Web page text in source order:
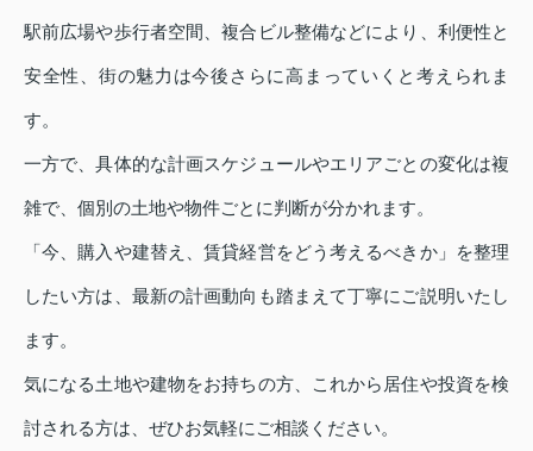
駅前広場や歩行者空間、複合ビル整備などにより、利便性と
安全性、街の魅力は今後さらに高まっていくと考えられま
す。
一方で、具体的な計画スケジュールやエリアごとの変化は複
雑で、個別の土地や物件ごとに判断が分かれます。
「今、購入や建替え、賃貸経営をどう考えるべきか」を整理
したい方は、最新の計画動向も踏まえて丁寧にご説明いたし
ます。
気になる土地や建物をお持ちの方、これから居住や投資を検
討される方は、ぜひお気軽にご相談ください。